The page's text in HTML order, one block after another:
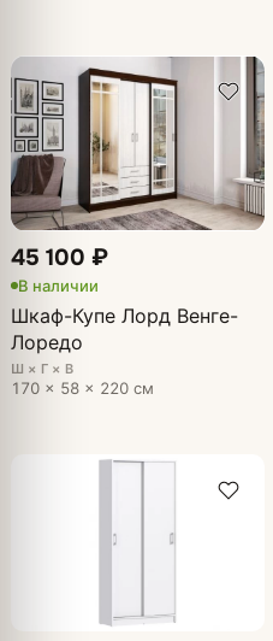
45 100 ₽
В наличии
Шкаф-Купе Лорд Венге-
Лоредо
Ш × Г × В
170 × 58 × 220 см